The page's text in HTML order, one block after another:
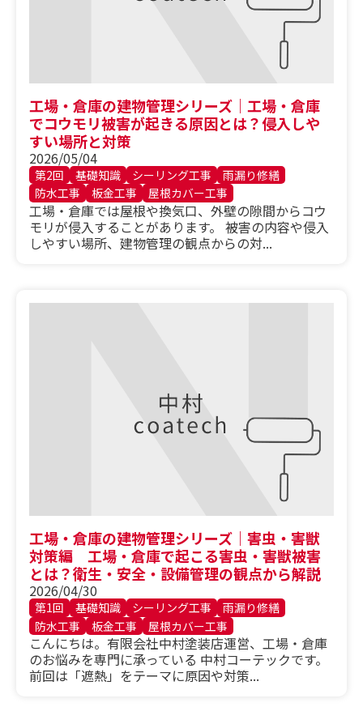
工場・倉庫の建物管理シリーズ｜工場・倉庫
でコウモリ被害が起きる原因とは？侵入しや
すい場所と対策
2026/05/04
第2回 基礎知識 シーリング工事
雨漏り修繕
防水工事
板金工事 屋根カバー工事
工場・倉庫では屋根や換気口、外壁の隙間からコウ
モリが侵入することがあります。 被害の内容や侵入
しやすい場所、建物管理の観点からの対...
工場・倉庫の建物管理シリーズ｜害虫・害獣
対策編 工場・倉庫で起こる害虫・害獣被害
とは？衛生・安全・設備管理の観点から解説
2026/04/30
第1回 基礎知識 シーリング工事
雨漏り修繕
防水工事
板金工事 屋根カバー工事
こんにちは。有限会社中村塗装店運営、工場・倉庫
のお悩みを専門に承っている 中村コーテックです。
前回は「遮熱」をテーマに原因や対策...